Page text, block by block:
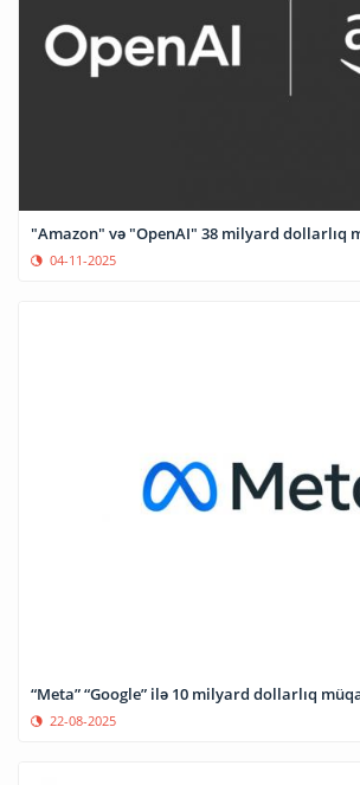
"Amazon" və "OpenAI" 38 milyard dollarlıq
04-11-2025
“Meta” “Google” ilə 10 milyard dollarlıq
22-08-2025